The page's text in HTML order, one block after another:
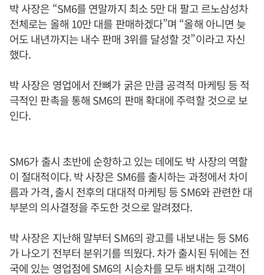
박 사장은 “SM6를 연말까지 최소 5만 대 팔고 르노삼성차
전체로는 올해 10만 대를 판매하겠다”며 “올해 아니면 늦
어도 내년까지는 내수 판매 3위를 달성할 것”이라고 자신
했다.
박 사장은 영업에서 잔뼈가 굵은 만큼 공격적 마케팅 등 적
극적인 판촉을 통해 SM6의 판매 확대에 주력할 것으로 보
인다.
SM6가 출시 초반에 순항하고 있는 데에도 박 사장의 역할
이 절대적이다. 박 사장은 SM6를 출시하는 과정에서 차이
름과 가격, 출시 전후의 대대적 마케팅 등 SM6와 관련한 대
부분의 의사결정을 주도한 것으로 알려졌다.
박 사장은 지난해 말부터 SM6의 광고를 내보내는 등 SM6
가 나오기 전부터 분위기를 띄웠다. 차가 출시된 뒤에는 전
국에 있는 영업점에 SM6의 시승차를 모두 배치해 고객이